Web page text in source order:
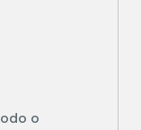
o